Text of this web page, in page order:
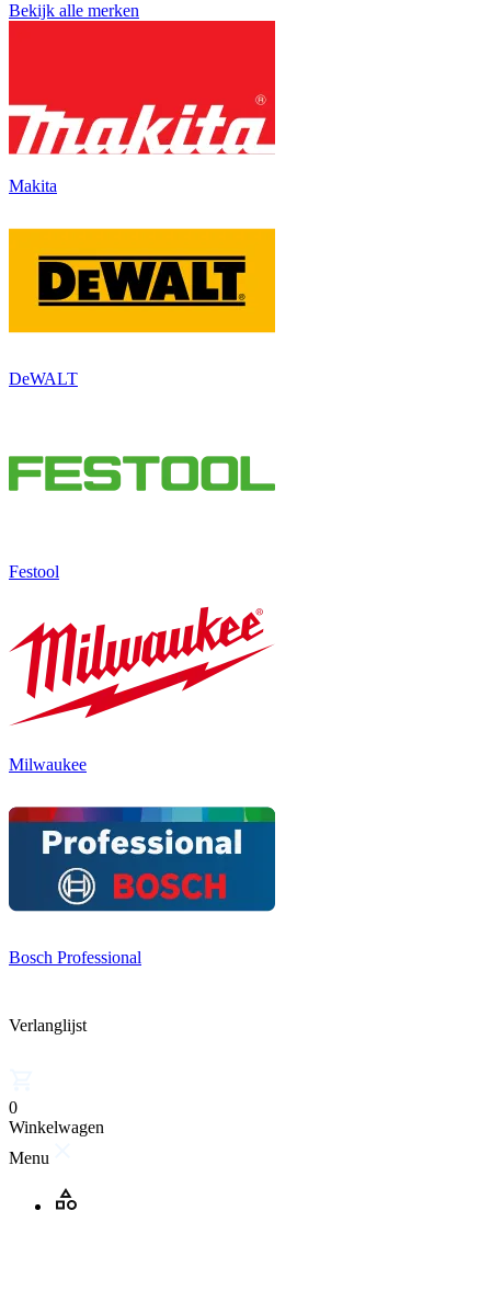
Bekijk alle merken
Makita
DeWALT
Festool
Milwaukee
Bosch Professional
Verlanglijst
0
Winkelwagen
Menu